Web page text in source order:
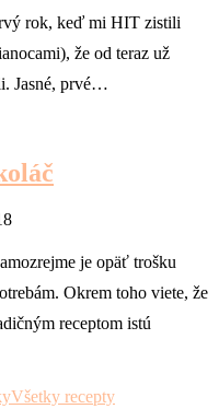
rok, keď mi HIT zistili
že od teraz už
Jasné, prvé…
je opäť trošku
Okrem toho viete, že
receptom istú
Všetky recepty